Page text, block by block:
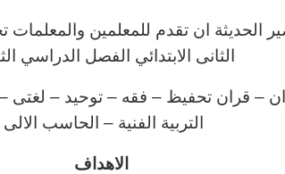
الحديثة ان تقدم للمعلمين والمعلمات
الثانى الابتدائي الفصل الدراسي
– قران تحفيظ – فقه – توحيد – لغتى –
التربية الفنية – الحاسب الالى
الاهداف